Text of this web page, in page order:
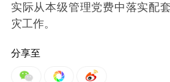
实际从本级管理党费中落实配
灾工作。
分享至